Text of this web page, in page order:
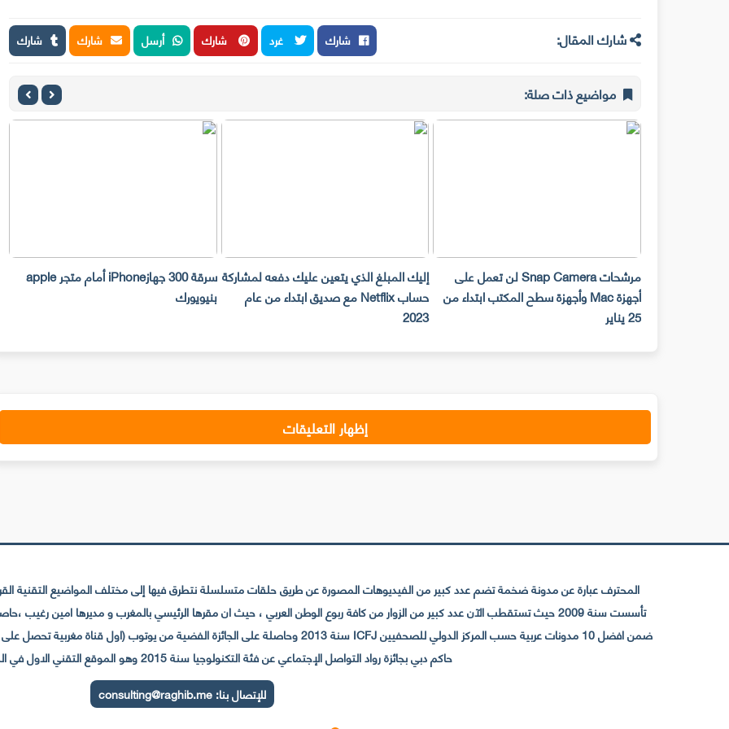
شارك المقال: شارك غرد شارك أرسل شارك شارك
مواضيع ذات صلة:
مرشحات Snap Camera لن تعمل على
أجهزة Mac وأجهزة سطح المكتب ابتداء من
25 يناير
إليك المبلغ الذي يتعين عليك دفعه لمشاركة
حساب Netflix مع صديق ابتداء من عام
2023
سرقة 300 جهازiPhone أمام متجر apple
بنيويورك
إظهار التعليقات
المحترف عبارة عن مدونة ضخمة تضم عدد كبير من الفيديوهات المصورة عن طريق حلقات متسلسلة نتطرق فيها إلى مختلف المواضيع التقنية
حاكم دبي بجائزة رواد التواصل الإجتماعي عن فئة التكنولوجيا سنة 2015 وهو الموقع التقني الاول في المغرب والعالم العربي
للإتصال بنا:consulting@raghib.me